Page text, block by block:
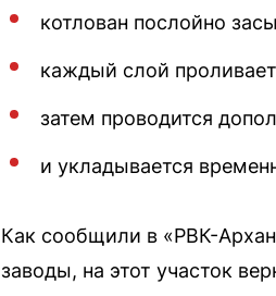
котлован послойно
каждый слой
затем проводится
и укладывается
Как сообщили в «РВК-
заводы, на этот участок